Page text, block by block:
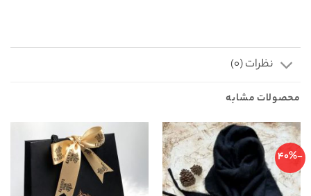
نظرات (0)
محصولات مشابه
-40%